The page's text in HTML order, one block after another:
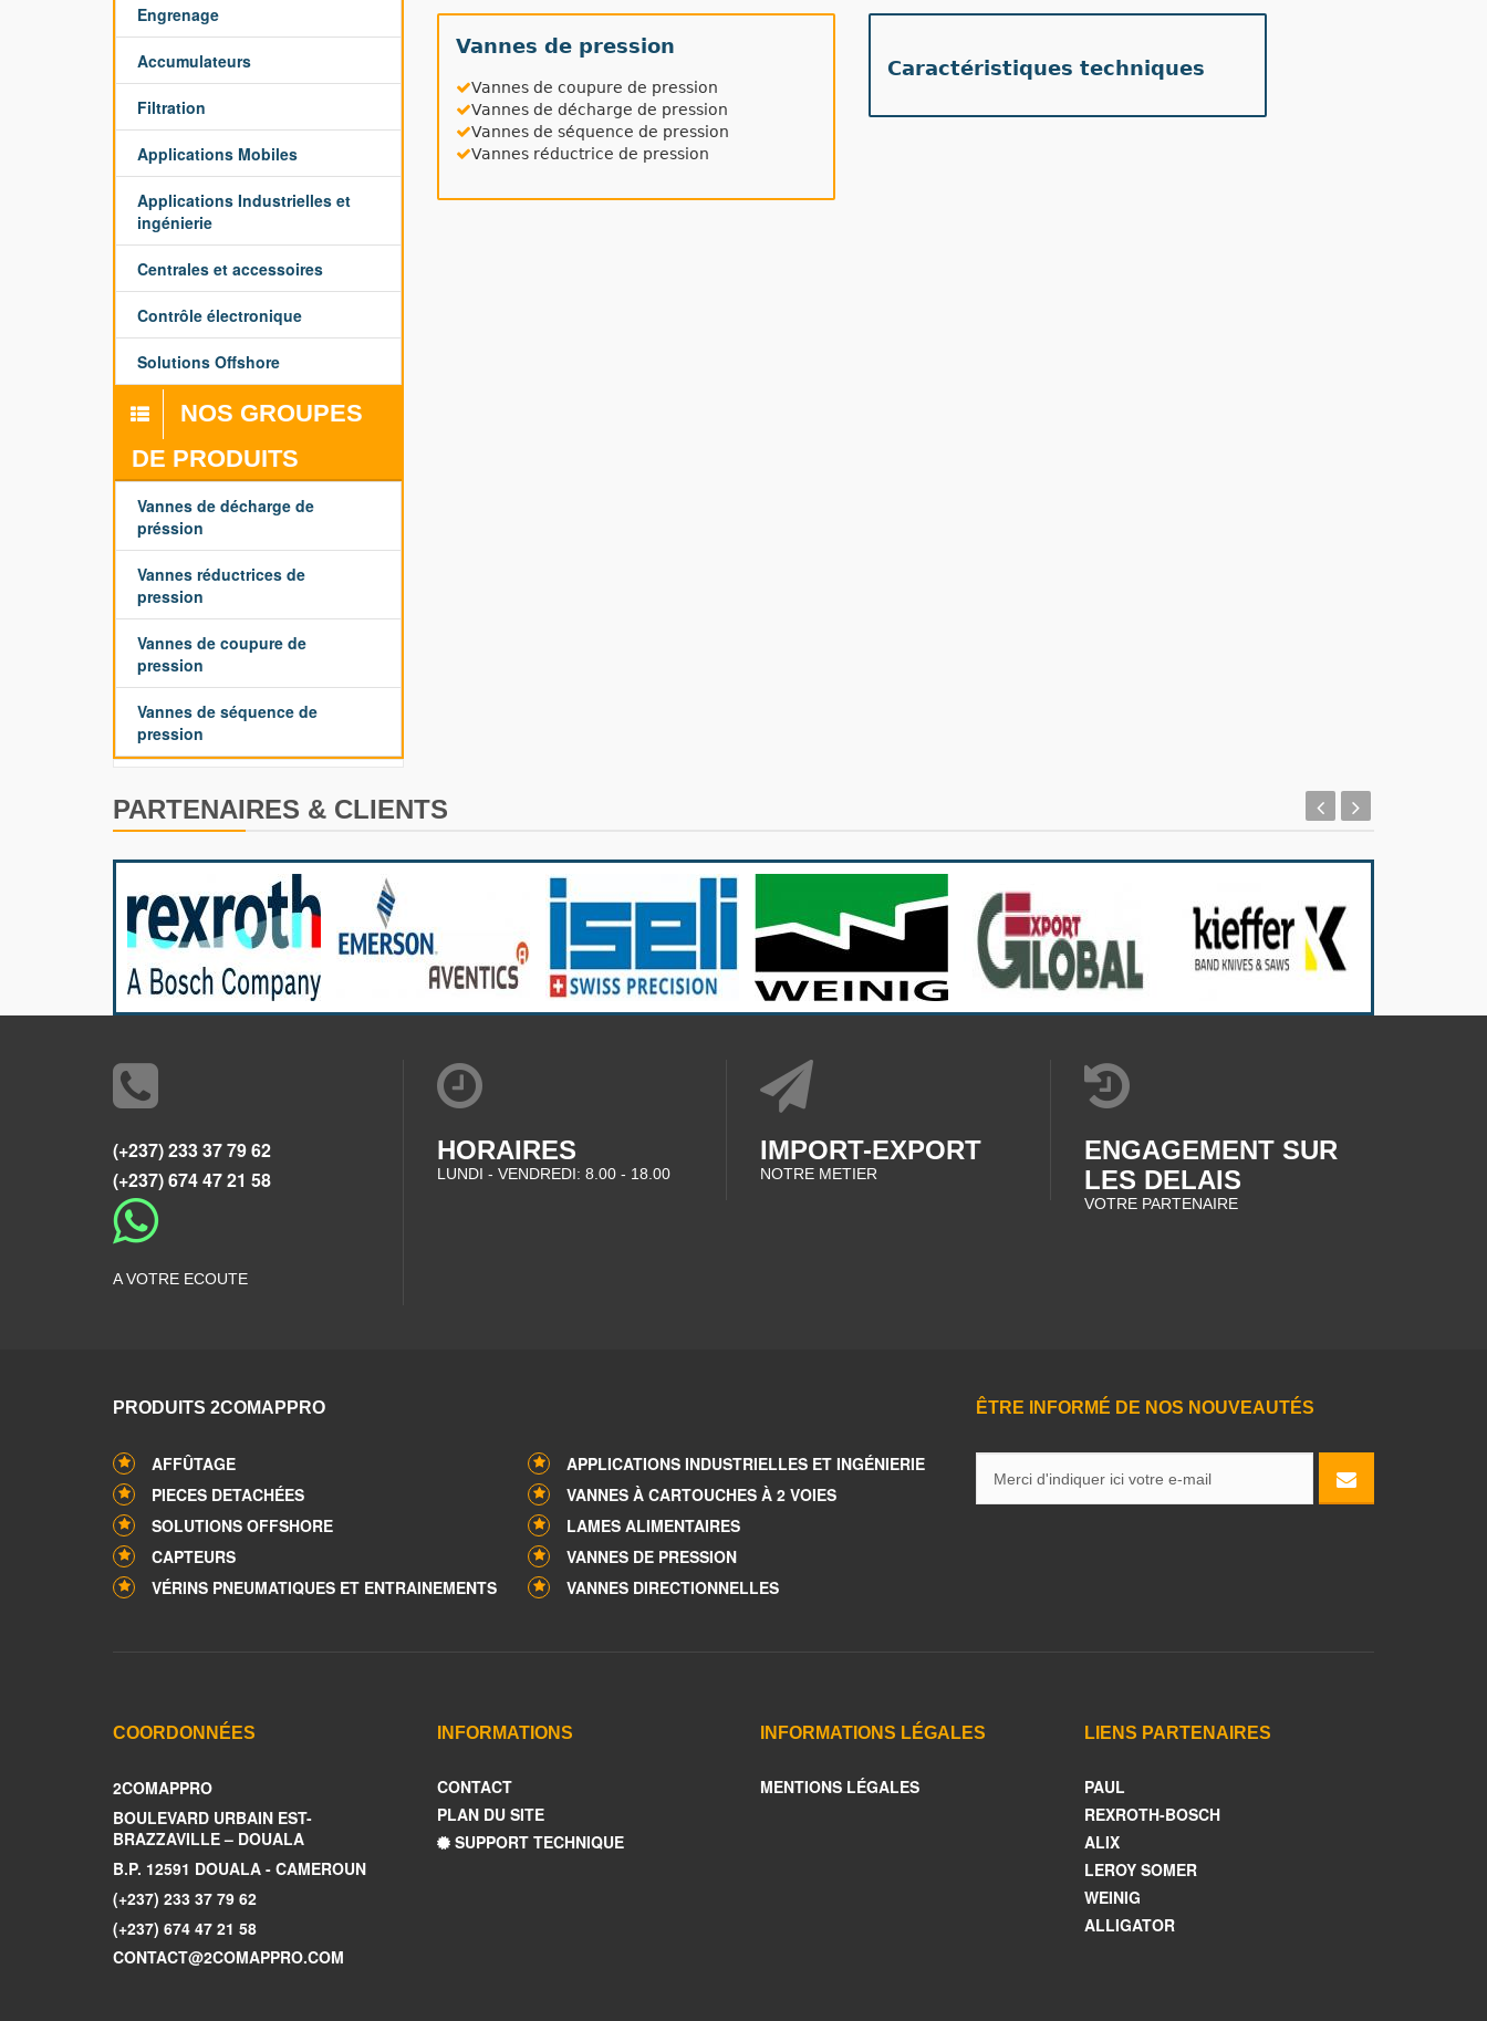
Engrenage
Accumulateurs
Filtration
Applications Mobiles
Applications Industrielles et
ingénierie
Centrales et accessoires
Contrôle électronique
Solutions Offshore
NOS GROUPES
DE PRODUITS
Vannes de décharge de
préssion
Vannes réductrices de
pression
Vannes de coupure de
pression
Vannes de séquence de
pression
Vannes de pression
Vannes de coupure de pression
Vannes de décharge de pression
Vannes de séquence de pression
Vannes réductrice de pression
Caractéristiques techniques
PARTENAIRES & CLIENTS
(+237) 233 37 79 62
(+237) 674 47 21 58
A VOTRE ECOUTE
HORAIRES
LUNDI - VENDREDI: 8.00 - 18.00
IMPORT-EXPORT
NOTRE METIER
ENGAGEMENT SUR
LES DELAIS
VOTRE PARTENAIRE
PRODUITS 2COMAPPRO
AFFÛTAGE
APPLICATIONS INDUSTRIELLES ET INGÉNIERIE
PIECES DETACHÉES
VANNES À CARTOUCHES À 2 VOIES
SOLUTIONS OFFSHORE
LAMES ALIMENTAIRES
CAPTEURS
VANNES DE PRESSION
VÉRINS PNEUMATIQUES ET ENTRAINEMENTS
VANNES DIRECTIONNELLES
ÊTRE INFORMÉ DE NOS NOUVEAUTÉS
COORDONNÉES
2COMAPPRO
BOULEVARD URBAIN EST-
BRAZZAVILLE – DOUALA
B.P. 12591 DOUALA - CAMEROUN
(+237) 233 37 79 62
(+237) 674 47 21 58
CONTACT@2COMAPPRO.COM
INFORMATIONS
CONTACT
PLAN DU SITE
SUPPORT TECHNIQUE
INFORMATIONS LÉGALES
MENTIONS LÉGALES
LIENS PARTENAIRES
PAUL
REXROTH-BOSCH
ALIX
LEROY SOMER
WEINIG
ALLIGATOR